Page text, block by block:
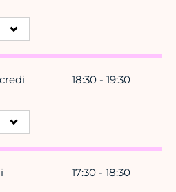
18:30 - 19:30
17:30 - 18:30